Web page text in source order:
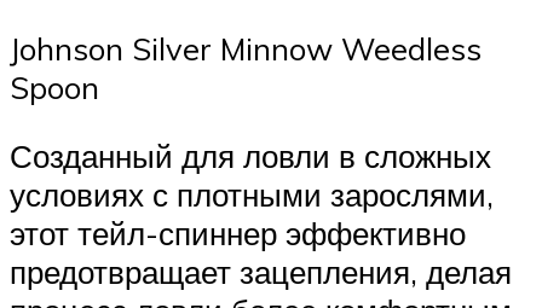
Johnson Silver Minnow Weedless
Spoon
Созданный для ловли в сложных
условиях с плотными зарослями,
этот тейл-спиннер эффективно
предотвращает зацепления, делая